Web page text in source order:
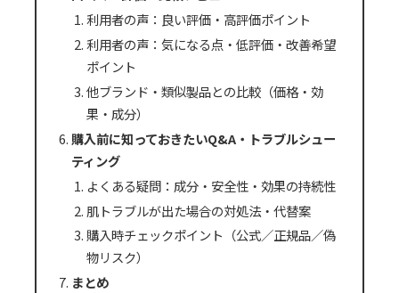
利用者の声：良い評価・高評価ポイント
利用者の声：気になる点・低評価・改善希望
ポイント
他ブランド・類似製品との比較（価格・効
果・成分）
購入前に知っておきたいQ&A・トラブルシュー
ティング
よくある疑問：成分・安全性・効果の持続性
肌トラブルが出た場合の対処法・代替案
購入時チェックポイント（公式／正規品／偽
物リスク）
まとめ